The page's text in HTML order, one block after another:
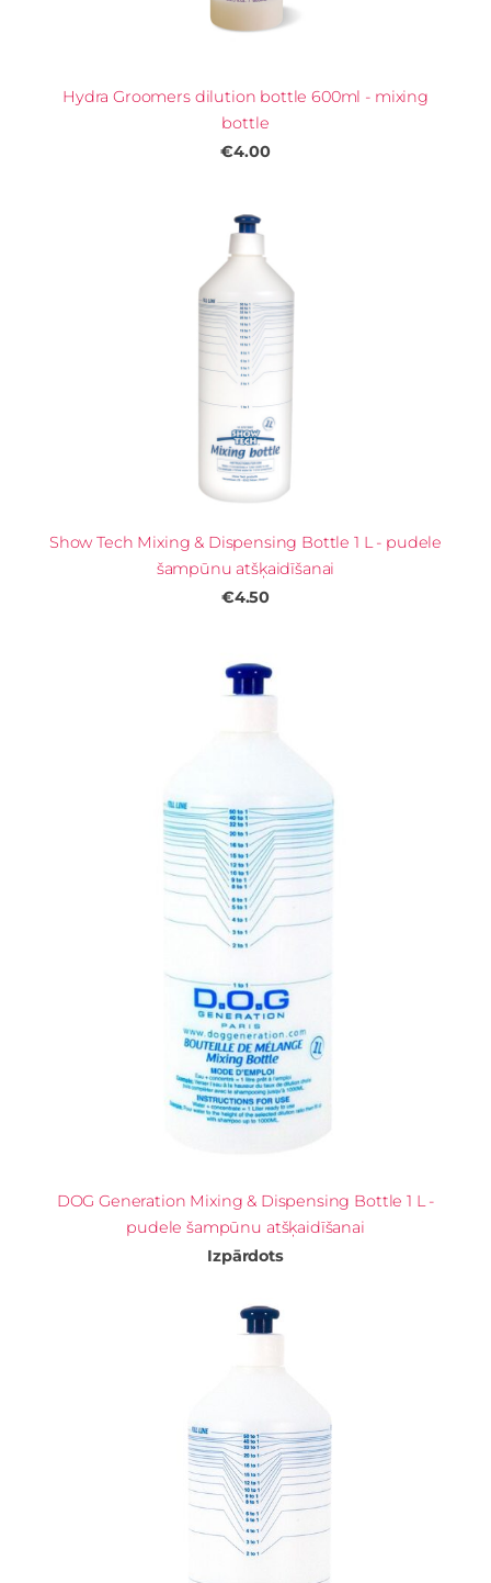
Hydra Groomers dilution bottle 600ml - mixing
bottle
€4.00
Show Tech Mixing & Dispensing Bottle 1 L - pudele
šampūnu atšķaidīšanai
€4.50
DOG Generation Mixing & Dispensing Bottle 1 L -
pudele šampūnu atšķaidīšanai
Izpārdots